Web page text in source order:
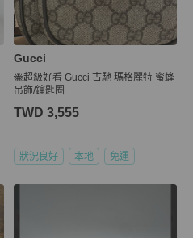
Gucci
🐝超級好看 Gucci 古馳 瑪格麗特 蜜蜂
吊飾/鑰匙圈
TWD 3,555
狀況良好 本地 免運